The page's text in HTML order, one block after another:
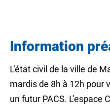
Information
L’état civil de la ville de
mardis de 8h à 12h pour
un futur PACS. L’espace